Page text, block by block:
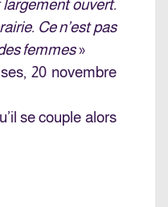
largement ouvert.
Ce n’est pas
femmes»
, 20 novembre
se couple alors